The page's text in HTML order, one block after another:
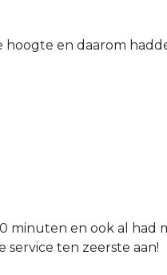
en daarom
minuten en ook al
ten zeerste aan!